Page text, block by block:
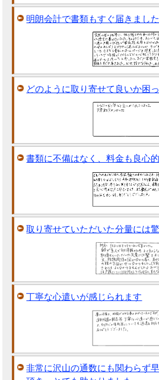
明朗会計で書類もすぐ届きました
どのように取り寄せて良いか困
書類に不備はなく、料金も良心
取り寄せていただいた分量には
丁寧な心遣いが感じられます
非常に沢山の通数にも関わらず